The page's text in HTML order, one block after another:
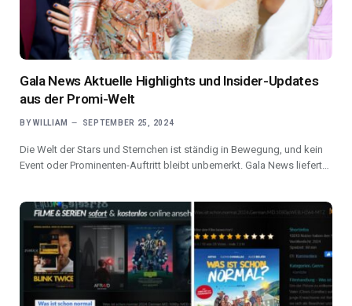
Gala News Aktuelle Highlights und Insider-Updates
aus der Promi-Welt
BY WILLIAM SEPTEMBER 25, 2024
Die Welt der Stars und Sternchen ist ständig in Bewegung, und kein
Event oder Prominenten-Auftritt bleibt unbemerkt. Gala News liefert…